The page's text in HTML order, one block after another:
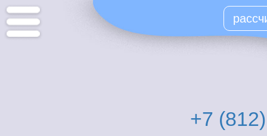
Перейти
+7